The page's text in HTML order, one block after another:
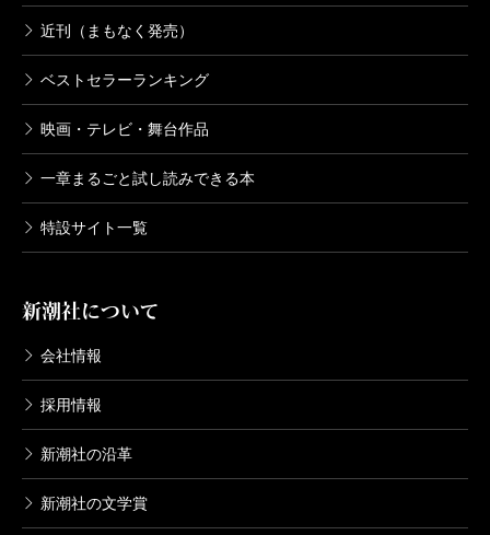
近刊（まもなく発売）
ベストセラーランキング
映画・テレビ・舞台作品
一章まるごと試し読みできる本
特設サイト一覧
新潮社について
会社情報
採用情報
新潮社の沿革
新潮社の文学賞